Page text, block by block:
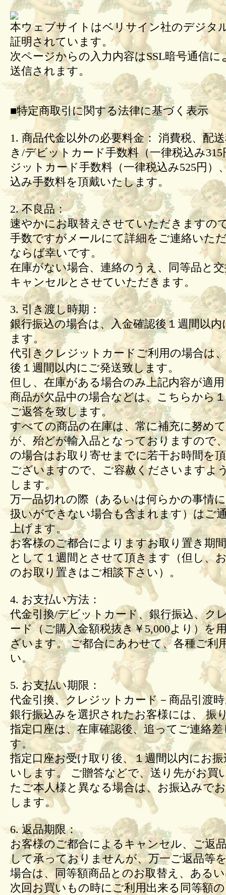
本ウェブサイトはベリサイン社のデジタ
証明されています。
次ページからの入力内容はSSL暗号通信に
送信されます。
■特定商取引に関する法律に基づく表示
1. 商品代金以外の必要料金： 消費税、配
き/デビットカード手数料（一律税込み
ジットカード手数料（一律税込み525円）
込み手数料を頂戴いたします。
2. 不良品：
速やかにお取替えさせていただきますの
手数ですがメールにて詳細をご連絡いた
ならば幸いです。
在庫がない場合、連絡のうえ、同等品と
キャンセルとさせていただきます。
3. 引き渡し時期：
銀行振込の場合は、入金確認後１週間以内
ます。
代引きクレジットカードご利用の場合は
後１週間以内にご発送致します。
但し、在庫がある場合のみ上記内容が適
商品が欠品中の場合などは、こちらから
ご返答を致します。
すべての商品の在庫は、常に補充に努め
が、殆どが輸入品となっておりますので
の場合はお取り寄せまでに若干お時間を
ございますので、ご容赦くださいますよ
します。
万一品切れの際（あるいは何らかの事情
扱いができない場合も含まれます）はご
上げます。
お客様のご都合によりますお取り置き期
として１週間とさせて頂きます（但し、
のお取り置きはご相談下さい）。
4. お支払い方法：
代金引換/デビットカード、銀行振込、ク
ード（ご購入金額税抜き￥5,000より）を
ざいます。 ご都合にあわせて、各種ご利
い。
5. お支払い期限：
代金引換、クレジットカード－商品引渡
銀行振込みを選択されたお客様には、 振
指定口座は、在庫確認後、追ってご連絡
す。
指定口座お受け取り後、１週間以内にお
いします。 ご贈答などで、送り先がお買
たご本人様と異なる場合は、お振込みで
します。
6. 返品期限：
お客様のご都合によるキャンセル、ご返
して承っておりませんが、万一ご返品等
場合は、同等額商品とのお取替え、ある
次回お買いもの時にご利用出来る同等額